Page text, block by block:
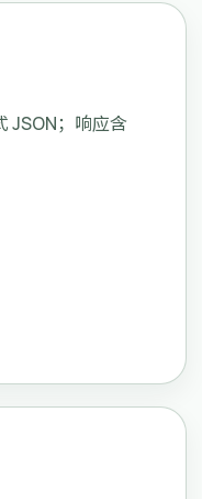
JSON；响应含